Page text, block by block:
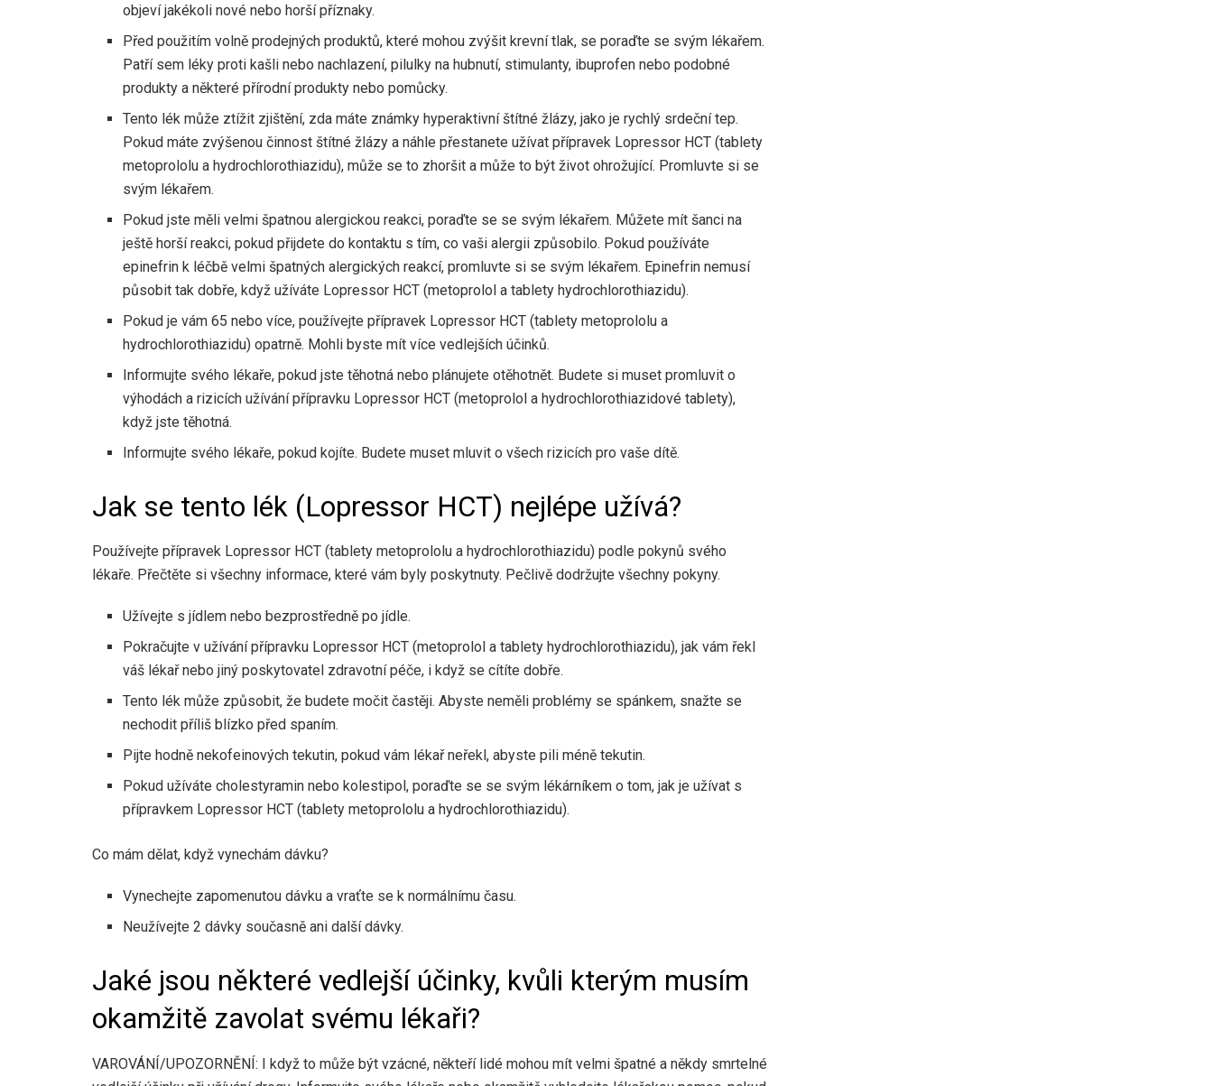
objeví jakékoli nové nebo horší příznaky.
Před použitím volně prodejných produktů, které mohou zvýšit krevní tlak, se poraďte se svým lékařem.
Patří sem léky proti kašli nebo nachlazení, pilulky na hubnutí, stimulanty, ibuprofen nebo podobné
produkty a některé přírodní produkty nebo pomůcky.
Tento lék může ztížit zjištění, zda máte známky hyperaktivní štítné žlázy, jako je rychlý srdeční tep.
Pokud máte zvýšenou činnost štítné žlázy a náhle přestanete užívat přípravek Lopressor HCT (tablety
metoprololu a hydrochlorothiazidu), může se to zhoršit a může to být život ohrožující. Promluvte si se
svým lékařem.
Pokud jste měli velmi špatnou alergickou reakci, poraďte se se svým lékařem. Můžete mít šanci na
ještě horší reakci, pokud přijdete do kontaktu s tím, co vaši alergii způsobilo. Pokud používáte
epinefrin k léčbě velmi špatných alergických reakcí, promluvte si se svým lékařem. Epinefrin nemusí
působit tak dobře, když užíváte Lopressor HCT (metoprolol a tablety hydrochlorothiazidu).
Pokud je vám 65 nebo více, používejte přípravek Lopressor HCT (tablety metoprololu a
hydrochlorothiazidu) opatrně. Mohli byste mít více vedlejších účinků.
Informujte svého lékaře, pokud jste těhotná nebo plánujete otěhotnět. Budete si muset promluvit o
výhodách a rizicích užívání přípravku Lopressor HCT (metoprolol a hydrochlorothiazidové tablety),
když jste těhotná.
Informujte svého lékaře, pokud kojíte. Budete muset mluvit o všech rizicích pro vaše dítě.
Jak se tento lék (Lopressor HCT) nejlépe užívá?
Používejte přípravek Lopressor HCT (tablety metoprololu a hydrochlorothiazidu) podle pokynů svého
lékaře. Přečtěte si všechny informace, které vám byly poskytnuty. Pečlivě dodržujte všechny pokyny.
Užívejte s jídlem nebo bezprostředně po jídle.
Pokračujte v užívání přípravku Lopressor HCT (metoprolol a tablety hydrochlorothiazidu), jak vám řekl
váš lékař nebo jiný poskytovatel zdravotní péče, i když se cítíte dobře.
Tento lék může způsobit, že budete močit častěji. Abyste neměli problémy se spánkem, snažte se
nechodit příliš blízko před spaním.
Pijte hodně nekofeinových tekutin, pokud vám lékař neřekl, abyste pili méně tekutin.
Pokud užíváte cholestyramin nebo kolestipol, poraďte se se svým lékárníkem o tom, jak je užívat s
přípravkem Lopressor HCT (tablety metoprololu a hydrochlorothiazidu).
Co mám dělat, když vynechám dávku?
Vynechejte zapomenutou dávku a vraťte se k normálnímu času.
Neužívejte 2 dávky současně ani další dávky.
Jaké jsou některé vedlejší účinky, kvůli kterým musím
okamžitě zavolat svému lékaři?
VAROVÁNÍ/UPOZORNĚNÍ: I když to může být vzácné, někteří lidé mohou mít velmi špatné a někdy smrtelné